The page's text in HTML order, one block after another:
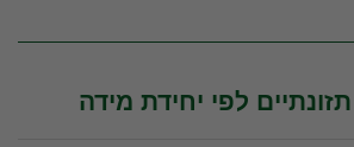
לפי יחידת מידה